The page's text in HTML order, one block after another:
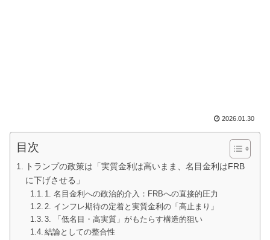
2026.01.30
目次
トランプの政策は「実質金利は高いまま、名目金利はFRB
に下げさせる」
1. 名目金利への政治的介入：FRBへの直接的圧力
2. インフレ期待の定着と実質金利の「高止まり」
3. 「低名目・高実質」がもたらす構造的狙い
結論としての整合性